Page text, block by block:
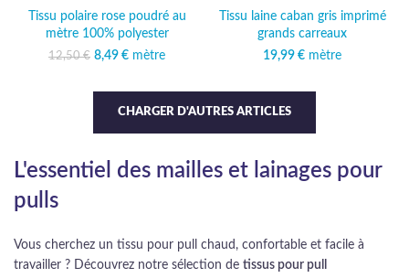
Tissu polaire rose poudré au
mètre 100% polyester
12,50€ Le prix initial était :
8,49 €
Le prix
8,49 €.
mètre
Tissu laine caban gris imprimé
grands carreaux
19,99 € mètre
CHARGER D'AUTRES ARTICLES
L'essentiel des mailles et lainages pour
pulls
Vous cherchez un tissu pour pull chaud, confortable et facile à
travailler ? Découvrez notre sélection de tissus pour pull